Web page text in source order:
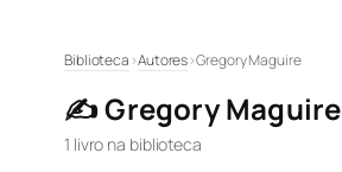
conteúdo
Biblioteca›Autores›Gregory Maguire
✍️ Gregory Maguire
1 livro na biblioteca